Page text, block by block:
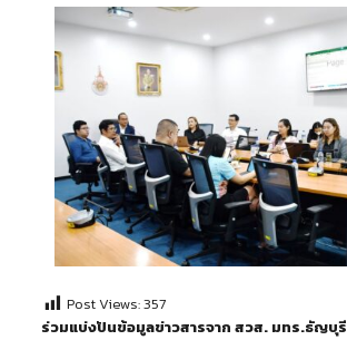
Post Views:357
ร่วมแบ่งปันข้อมูลข่าวสารจาก สวส. มทร.ธัญบุรี